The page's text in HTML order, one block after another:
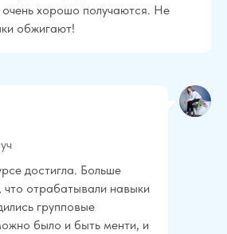
очень хорошо получаются. Не
обжигают!
достигла. Больше
что отрабатывали навыки
групповые
было и быть менти, и